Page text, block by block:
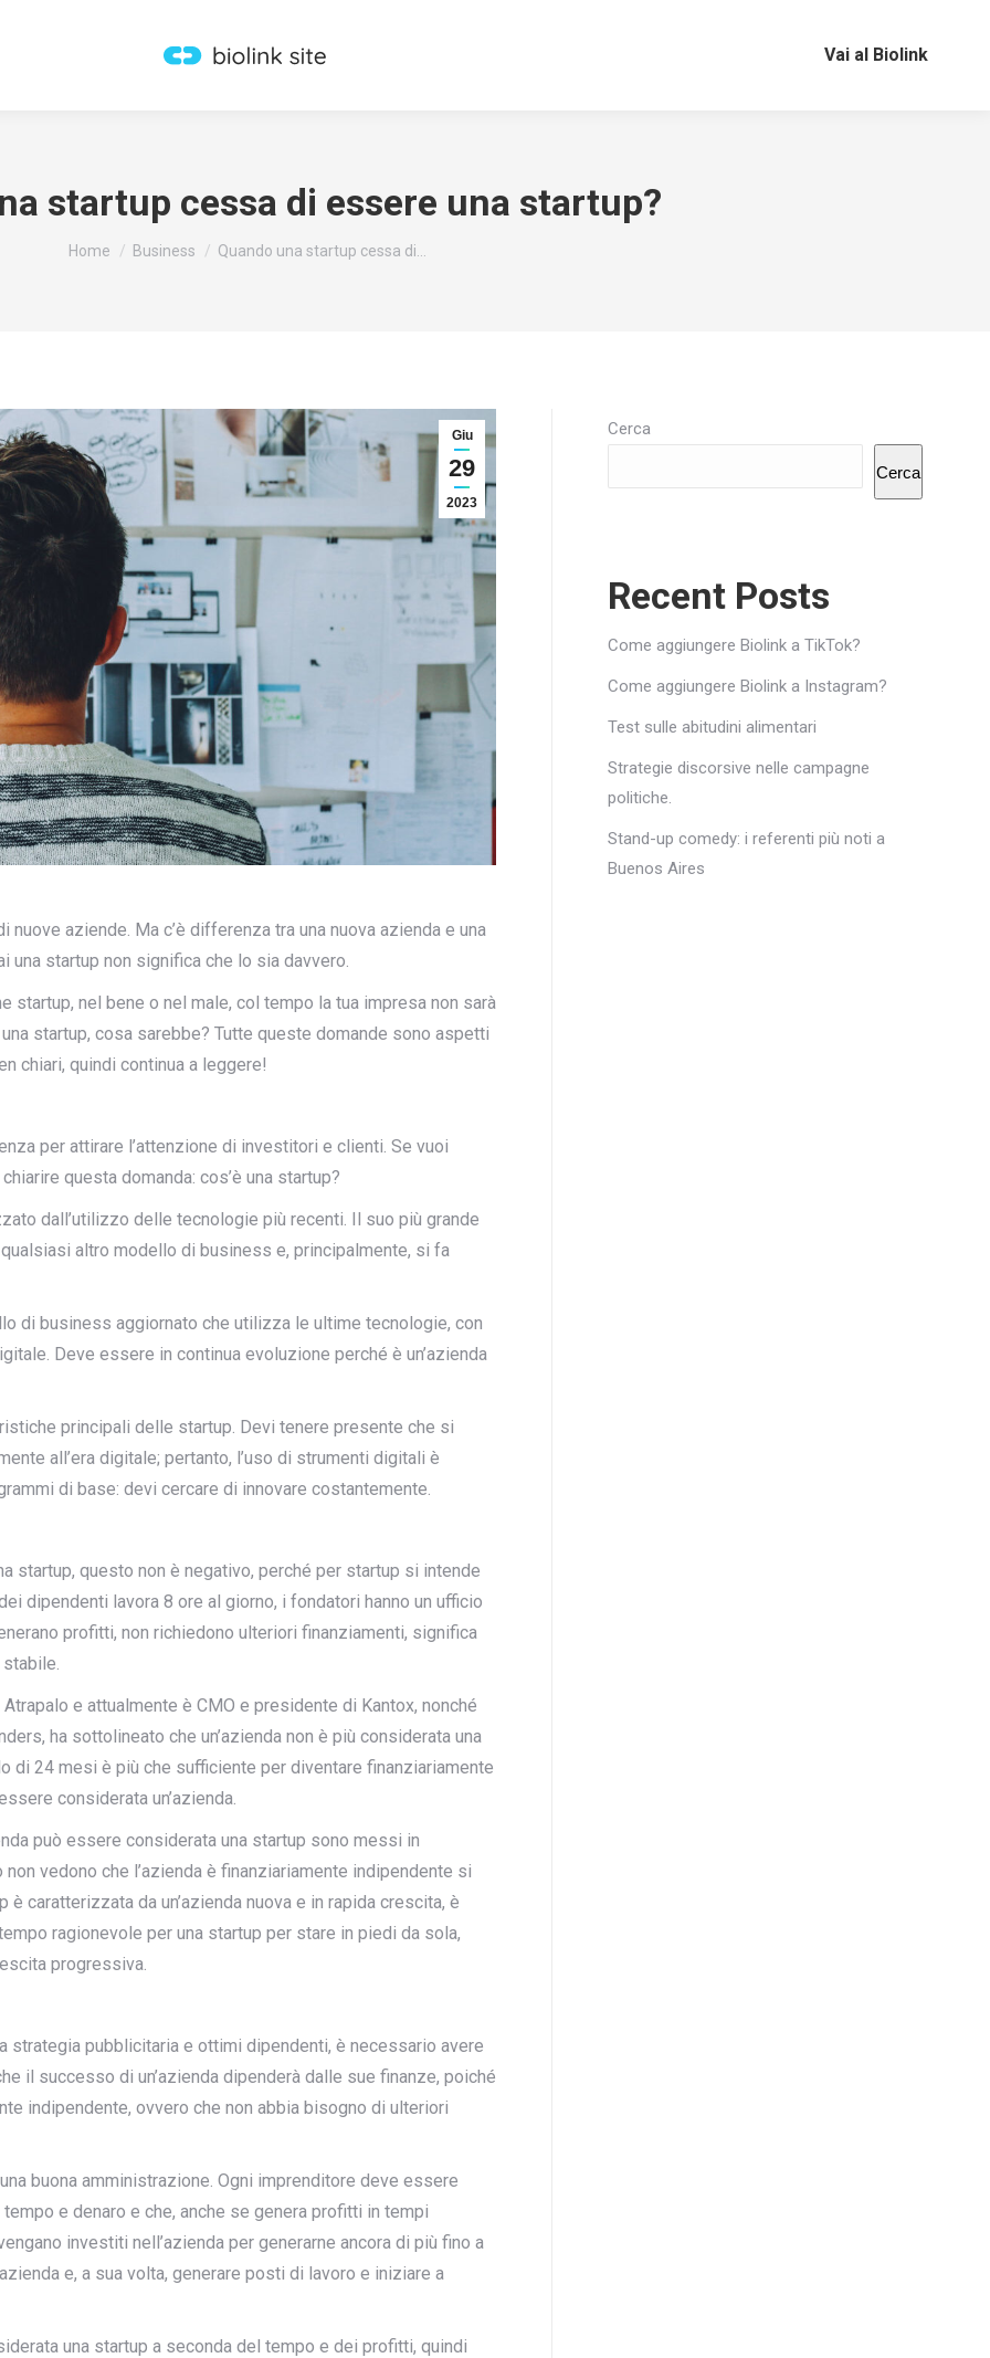
Vai al Biolink
startup cessa di essere una startup?
You are here:
Home Business Quando una startup cessa di…
Giu
29
2023
aziende. Ma c’è differenza tra una nuova azienda e una
startup non significa che lo sia davvero.
startup, nel bene o nel male, col tempo la tua impresa non sarà
startup, cosa sarebbe? Tutte queste domande sono aspetti
chiari, quindi continua a leggere!
per attirare l’attenzione di investitori e clienti. Se vuoi
questa domanda: cos’è una startup?
dall’utilizzo delle tecnologie più recenti. Il suo più grande
altro modello di business e, principalmente, si fa
di business aggiornato che utilizza le ultime tecnologie, con
Deve essere in continua evoluzione perché è un’azienda
principali delle startup. Devi tenere presente che si
all’era digitale; pertanto, l’uso di strumenti digitali è
di base: devi cercare di innovare costantemente.
startup, questo non è negativo, perché per startup si intende
dipendenti lavora 8 ore al giorno, i fondatori hanno un ufficio
profitti, non richiedono ulteriori finanziamenti, significa
e attualmente è CMO e presidente di Kantox, nonché
ha sottolineato che un’azienda non è più considerata una
di 24 mesi è più che sufficiente per diventare finanziariamente
considerata un’azienda.
può essere considerata una startup sono messi in
vedono che l’azienda è finanziariamente indipendente si
caratterizzata da un’azienda nuova e in rapida crescita, è
ragionevole per una startup per stare in piedi da sola,
progressiva.
strategia pubblicitaria e ottimi dipendenti, è necessario avere
il successo di un’azienda dipenderà dalle sue finanze, poiché
indipendente, ovvero che non abbia bisogno di ulteriori
buona amministrazione. Ogni imprenditore deve essere
e denaro e che, anche se genera profitti in tempi
investiti nell’azienda per generarne ancora di più fino a
e, a sua volta, generare posti di lavoro e iniziare a
una startup a seconda del tempo e dei profitti, quindi
Cerca
Cerca
Recent Posts
Come aggiungere Biolink a TikTok?
Come aggiungere Biolink a Instagram?
Test sulle abitudini alimentari
Strategie discorsive nelle campagne
politiche.
Stand-up comedy: i referenti più noti a
Buenos Aires